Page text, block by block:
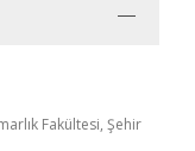
Fakültesi, Şehir